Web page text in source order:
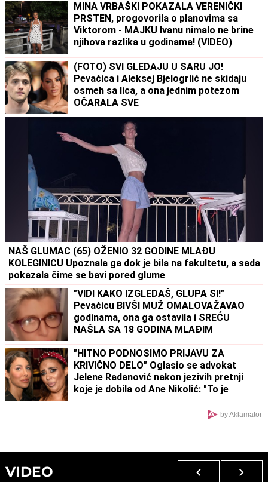
MINA VRBAŠKI POKAZALA VERENIČKI
PRSTEN, progovorila o planovima sa
Viktorom - MAJKU Ivanu nimalo ne brine
njihova razlika u godinama! (VIDEO)
(FOTO) SVI GLEDAJU U SARU JO!
Pevačica i Aleksej Bjelogrlić ne skidaju
osmeh sa lica, a ona jednim potezom
OČARALA SVE
NAŠ GLUMAC (65) OŽENIO 32 GODINE MLAĐU
KOLEGINICU Upoznala ga dok je bila na fakultetu, a sada
pokazala čime se bavi pored glume
"VIDI KAKO IZGLEDAŠ, GLUPA SI!"
Pevačicu BIVŠI MUŽ OMALOVAŽAVAO
godinama, ona ga ostavila i SREĆU
NAŠLA SA 18 GODINA MLAĐIM
"HITNO PODNOSIMO PRIJAVU ZA
KRIVIČNO DELO" Oglasio se advokat
Jelene Radanović nakon jezivih pretnji
koje je dobila od Ane Nikolić: "To je
by Aklamator
VIDEO